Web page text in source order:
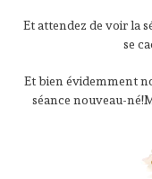
Et attendez de voir la
se
Et bien évidemment
séance nouveau-